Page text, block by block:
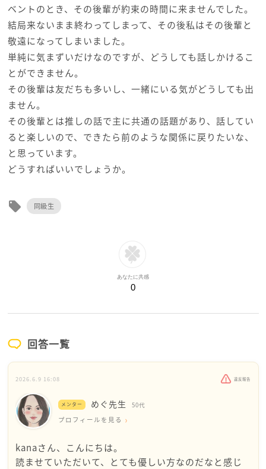
ベントのとき、その後輩が約束の時間に来ませんでした。
結局来ないまま終わってしまって、その後私はその後輩と
敬遠になってしまいました。
単純に気まずいだけなのですが、どうしても話しかけるこ
とができません。
その後輩は友だちも多いし、一緒にいる気がどうしても出
ません。
その後輩とは推しの話で主に共通の話題があり、話してい
ると楽しいので、できたら前のような関係に戻りたいな、
と思っています。
どうすればいいでしょうか。
local_offer 同級生
あなたに共感
0
回答一覧
2026.6.9 16:08 違反報告
メンター めぐ先生 50代
プロフィールを見る
kanaさん、こんにちは。
読ませていただいて、とても優しい方なのだなと感じ